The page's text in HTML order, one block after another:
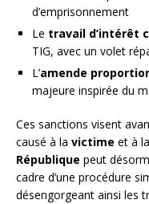
d’emprisonnement
Le travail d’intérêt
TIG, avec un volet
L’amende
majeure inspirée du
Ces sanctions visent
causé à la victime et à
République peut
cadre d’une procédure
désengorgeant ainsi les